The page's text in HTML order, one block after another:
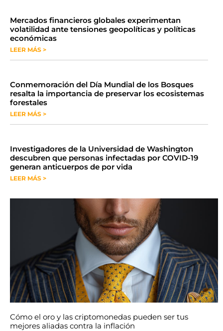
Mercados financieros globales experimentan
volatilidad ante tensiones geopolíticas y políticas
económicas
LEER MÁS >
Conmemoración del Día Mundial de los Bosques
resalta la importancia de preservar los ecosistemas
forestales
LEER MÁS >
Investigadores de la Universidad de Washington
descubren que personas infectadas por COVID-19
generan anticuerpos de por vida
LEER MÁS >
Cómo el oro y las criptomonedas pueden ser tus
mejores aliadas contra la inflación